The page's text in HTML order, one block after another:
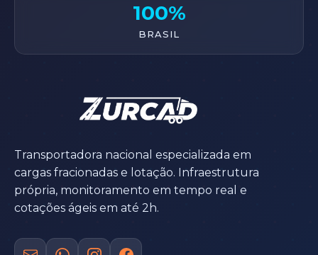
100%
BRASIL
Transportadora nacional especializada em
cargas fracionadas e lotação. Infraestrutura
própria, monitoramento em tempo real e
cotações ágeis em até 2h.